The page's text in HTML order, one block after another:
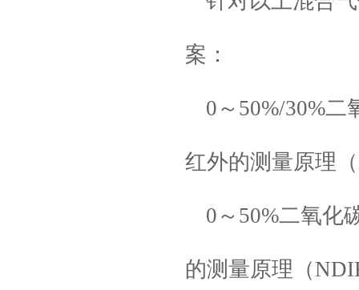
案：
0～50%/30%
红外的测量原理
0～50%二氧化
的测量原理（